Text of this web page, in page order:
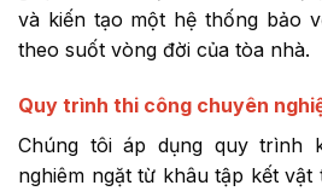
và kiến tạo một hệ thống bảo
theo suốt vòng đời của tòa nhà.
Quy trình thi công chuyên
Chúng tôi áp dụng quy trình
nghiêm ngặt từ khâu tập kết